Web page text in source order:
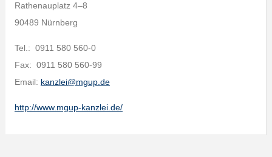
Rathenauplatz 4–8
90489 Nürnberg
Tel.: 0911 580 560-0
Fax: 0911 580 560-99
Email: kanzlei@mgup.de
http://www.mgup-kanzlei.de/